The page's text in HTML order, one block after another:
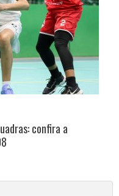
confira a